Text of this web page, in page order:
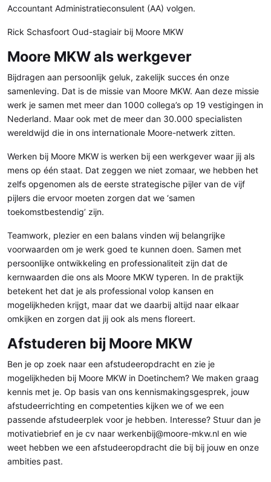
Accountant Administratieconsulent (AA) volgen.
Rick Schasfoort Oud-stagiair bij Moore MKW
Moore MKW als werkgever
Bijdragen aan persoonlijk geluk, zakelijk succes én onze
samenleving. Dat is de missie van Moore MKW. Aan deze missie
werk je samen met meer dan 1000 collega’s op 19 vestigingen in
Nederland. Maar ook met de meer dan 30.000 specialisten
wereldwijd die in ons internationale Moore-netwerk zitten.
Werken bij Moore MKW is werken bij een werkgever waar jij als
mens op één staat. Dat zeggen we niet zomaar, we hebben het
zelfs opgenomen als de eerste strategische pijler van de vijf
pijlers die ervoor moeten zorgen dat we ‘samen
toekomstbestendig’ zijn.
Teamwork, plezier en een balans vinden wij belangrijke
voorwaarden om je werk goed te kunnen doen. Samen met
persoonlijke ontwikkeling en professionaliteit zijn dat de
kernwaarden die ons als Moore MKW typeren. In de praktijk
betekent het dat je als professional volop kansen en
mogelijkheden krijgt, maar dat we daarbij altijd naar elkaar
omkijken en zorgen dat jij ook als mens floreert.
Afstuderen bij Moore MKW
Ben je op zoek naar een afstudeeropdracht en zie je
mogelijkheden bij Moore MKW in Doetinchem? We maken graag
kennis met je. Op basis van ons kennismakingsgesprek, jouw
afstudeerrichting en competenties kijken we of we een
passende afstudeerplek voor je hebben. Interesse? Stuur dan je
motivatiebrief en je cv naar werkenbij@moore-mkw.nl en wie
weet hebben we een afstudeeropdracht die bij bij jouw en onze
ambities past.